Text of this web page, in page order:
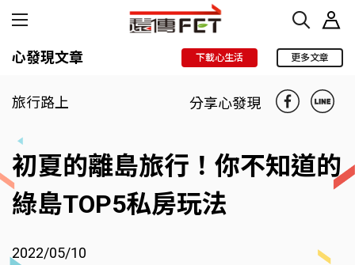
心發現文章 下載心生活 更多文章
旅行路上 分享心發現
初夏的離島旅行！你不知道的
綠島TOP5私房玩法
2022/05/10